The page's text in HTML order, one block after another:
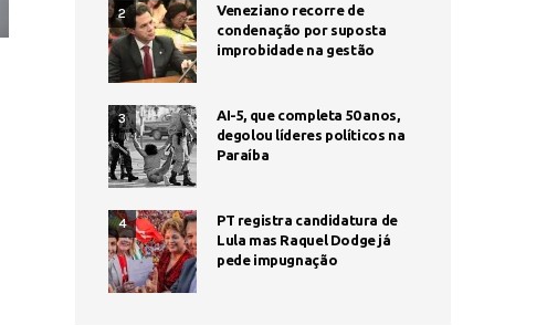
2
Veneziano recorre de
condenação por suposta
improbidade na gestão
3
AI-5, que completa 50 anos,
degolou líderes políticos na
Paraíba
4
PT registra candidatura de
Lula mas Raquel Dodge já
pede impugnação